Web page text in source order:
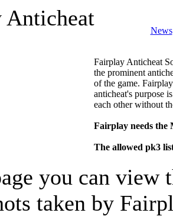
News
Fairplay Anticheat
the prominent
of the game.
anticheat's purpose
each other without
Fairplay needs
The allowed pk3
you can view
taken by